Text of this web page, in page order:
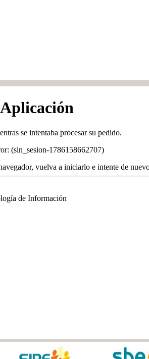
se intentaba procesar su pedido.
(sin_sesion-1786158662707)
vuelva a iniciarlo e intente de
de Información